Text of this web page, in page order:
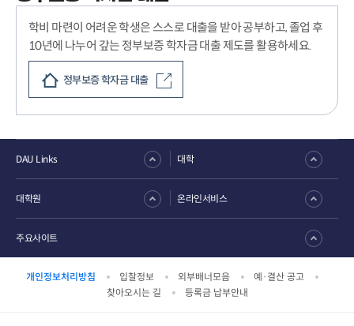
학비 마련이 어려운 학생은 스스로 대출을 받아 공부하고, 졸업 후
10년에 나누어 갚는 정부보증 학자금 대출 제도를 활용하세요.
정부보증 학자금 대출
개인정보처리방침 입찰정보 외부배너모음
예·결산 공고
찾아오시는 길
등록금 납부안내
DAU Links 대학
대학원 온라인서비스
주요사이트